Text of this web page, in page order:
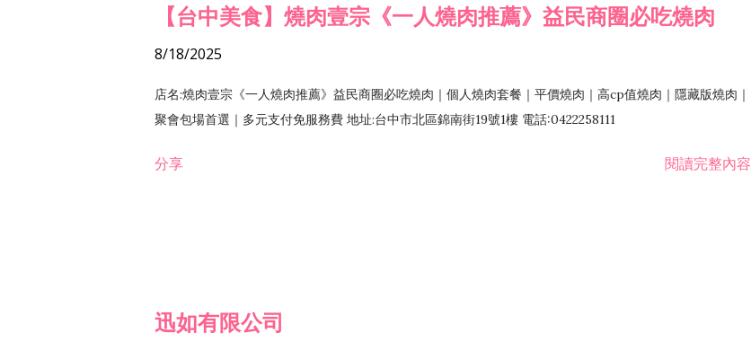
【台中美食】燒肉壹宗《一人燒肉推薦》益民商圈必吃燒肉
8/18/2025
店名:燒肉壹宗《一人燒肉推薦》益民商圈必吃燒肉｜個人燒肉套餐｜平價燒肉｜高cp值燒肉｜隱藏版燒肉｜
聚會包場首選｜多元支付免服務費 地址:台中市北區錦南街19號1樓 電話:0422258111
分享 閱讀完整內容
迅如有限公司